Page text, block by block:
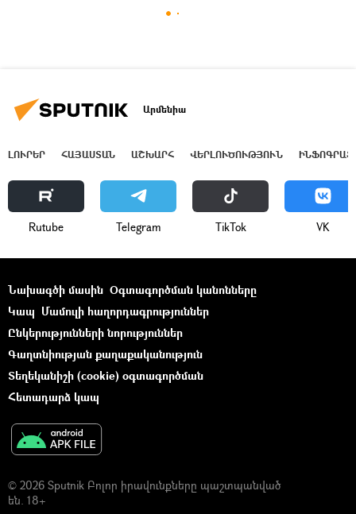
Արմենիա
ԼՈՒՐԵՐ ՀԱՅԱՍՏԱՆ ԱՇԽԱՐՀ ՎԵՐԼՈՒԾՈՒԹՅՈՒՆ
Rutube Telegram ТikТоk VK
Նախագծի մասին Օգտագործման կանոնները
Կապ Մամուլի հաղորդագրություններ
Ընկերությունների նորություններ
Գաղտնիության քաղաքականություն
Տեղեկանիշի (cookie) օգտագործման
Հետադարձ կապ
© 2026 Sputnik Բոլոր իրավունքները պաշտպանված
են. 18+